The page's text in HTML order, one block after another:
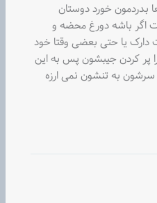
بدردمون خورد دوستان
اگر باشه دورغ محضه و
یا حتی بعضی وقتا خود
پر کردن جیبشون پس به این
سرشون به تنشون نمی ارزه